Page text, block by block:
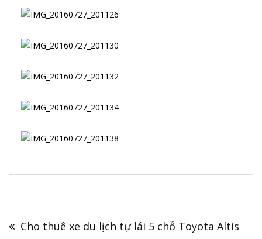
hướng
Cho thuê xe du lịch tự lái 5 chỗ Toyota Altis